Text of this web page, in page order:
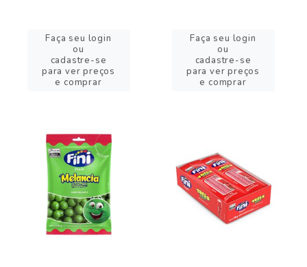
Faça seu login
ou
cadastre-se
para ver preços
e comprar
Faça seu login
ou
cadastre-se
para ver preços
e comprar